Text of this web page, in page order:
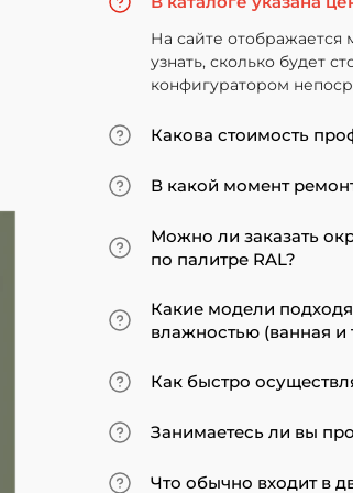
На сайте отображается
узнать, сколько будет
конфигуратором
Какова стоимость
Минимальная цена за
В какой момент
покрытие. В противном
может не подойти по
до поклейки обоев,
наличники уже после
Можно ли заказать
по палитре RAL?
эмалированные модели
Какие модели
влажностью (ванная и
экошпона. На нашем
Как быстро
Если дверь
завода.
Занимаетесь ли вы
Что обычно входит в